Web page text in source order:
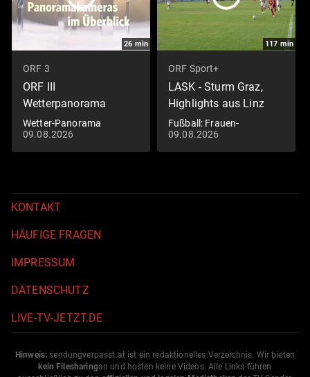
26 min
ORF 3
ORF III
Wetterpanorama
Wetter-Panorama
09.08.2026
117 min
ORF Sport+
LASK - Sturm Graz,
Highlights aus Linz
Fußball: Frauen-
Bundesliga
09.08.2026
KONTAKT
HÄUFIGE FRAGEN
IMPRESSUM
DATENSCHUTZ
LIVE-TV-JETZT.DE
Hinweis: sendungverpasst.at ist ein redaktionelles Verzeichnis. Wir bieten
kein Filesharingan und hosten keine Videos. Alle Links führen